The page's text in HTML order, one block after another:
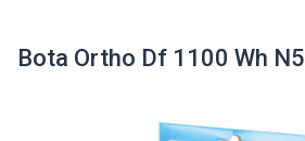
Bota Ortho Df 1100 Wh N5